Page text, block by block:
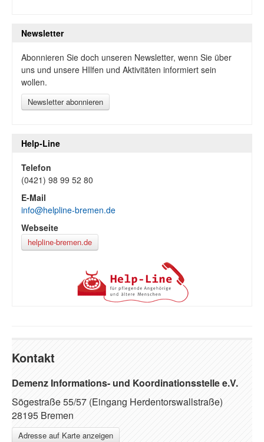
Newsletter
Abonnieren Sie doch unseren Newsletter, wenn Sie über
uns und unsere HIlfen und Aktivitäten informiert sein
wollen.
Newsletter abonnieren
Help-Line
Telefon
(0421) 98 99 52 80
E-Mail
info@helpline-bremen.de
Webseite
helpline-bremen.de
Kontakt
Demenz Informations- und Koordinationsstelle e.V.
Sögestraße 55/57 (Eingang Herdentorswallstraße)
28195 Bremen
Adresse auf Karte anzeigen